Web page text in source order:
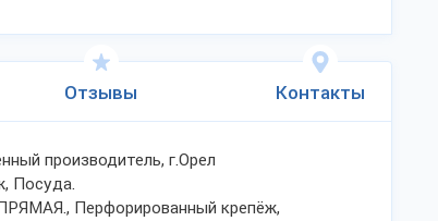
Отзывы Контакты
производитель, г.Орел
Посуда.
Перфорированный крепёж,